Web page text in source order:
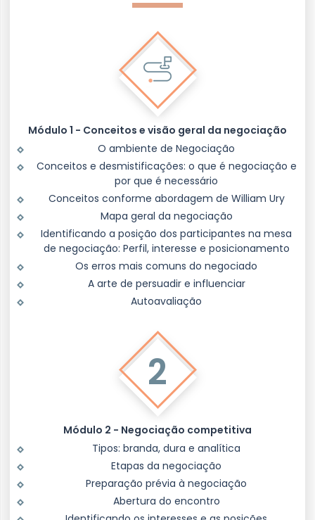
Módulo 1 - Conceitos e visão geral da negociação
O ambiente de Negociação
Conceitos e desmistificações: o que é negociação e
por que é necessário
Conceitos conforme abordagem de William Ury
Mapa geral da negociação
Identificando a posição dos participantes na mesa
de negociação: Perfil, interesse e posicionamento
Os erros mais comuns do negociado
A arte de persuadir e influenciar
Autoavaliação
2
Módulo 2 - Negociação competitiva
Tipos: branda, dura e analítica
Etapas da negociação
Preparação prévia à negociação
Abertura do encontro